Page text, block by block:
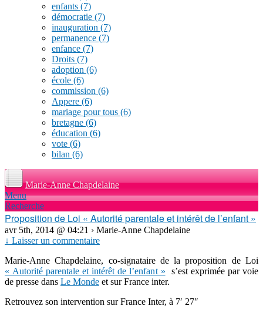
enfants (7)
démocratie (7)
inauguration (7)
permanence (7)
enfance (7)
Droits (7)
adoption (6)
école (6)
commission (6)
Appere (6)
mariage pour tous (6)
bretagne (6)
éducation (6)
vote (6)
bilan (6)
Marie-Anne Chapdelaine
Menu
Recherche
Proposition de Loi « Autorité parentale et intérêt de l’enfant »
avr 5th, 2014 @ 04:21 › Marie-Anne Chapdelaine
↓ Laisser un commentaire
Marie-Anne Chapdelaine, co-signataire de la proposition de Loi
« Autorité parentale et intérêt de l’enfant » s’est exprimée par voie
de presse dans Le Monde et sur France inter.
Retrouvez son intervention sur France Inter, à 7′ 27″